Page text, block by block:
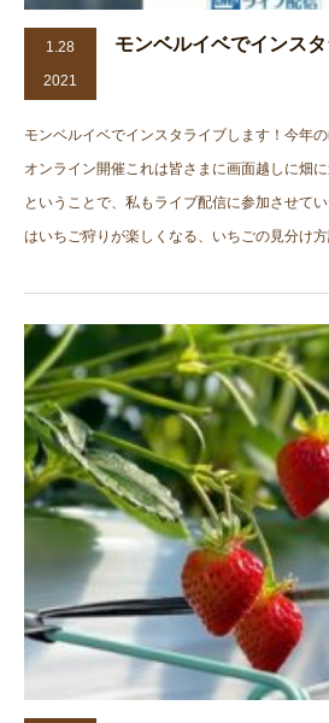
1.28
2021
モンベルイベでインスタ
モンベルイベでインスタライブします！今年
オンライン開催これは皆さまに画面越しに畑
ということで、私もライブ配信に参加させて
はいちご狩りが楽しくなる、いちごの見分け方